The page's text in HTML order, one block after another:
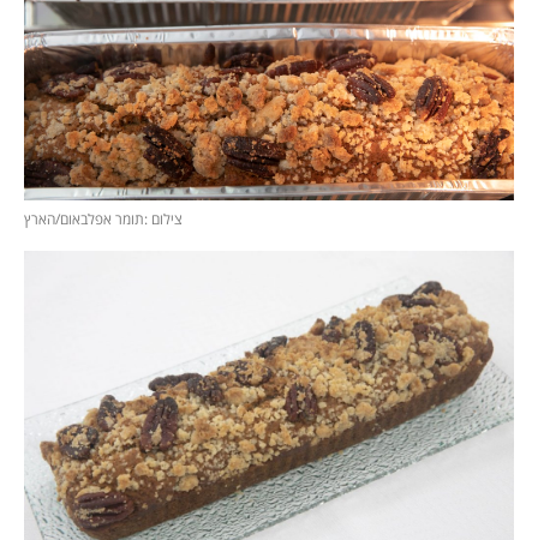
צילום :תומר אפלבאום/הארץ